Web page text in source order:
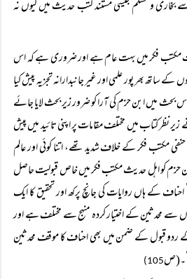
اسے بخاری و مسلم جیسی مستند کتب حدیث میں کیوں نہ
مکتب فکر میں بہت عام ہے اور ضروری ہے کہ اس
ساتھ بھر پور علمی اور غیر جانبدارانہ تجزیہ پیش کیا
بحث میں ابن حزم کی آرا کو ضرور زیر بحث لایا جائے
کتاب میں مختلف مقامات پر اپنی تائید میں پیش
حنفی مکتب فکر کے خلاف شدید تھے، اتنا کوئی اور عالم
حزم کو اہل حدیث مکتب فکر میں خاص قبولیت حاصل
کے ہاں روایات کی جانچ پرکھ اور تحقیق کا ایک
سے محدثین کے اختیار کردہ منہج سے مختلف ہے اور
قبول کے ضمن میں بھی احناف کا موقف محدثین
105)